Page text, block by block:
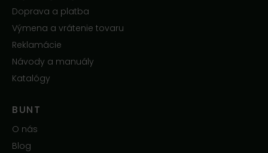
Doprava a platba
Výmena a vrátenie tovaru
Reklamácie
Návody a manuály
Katalógy
BUNT
O nás
Blog